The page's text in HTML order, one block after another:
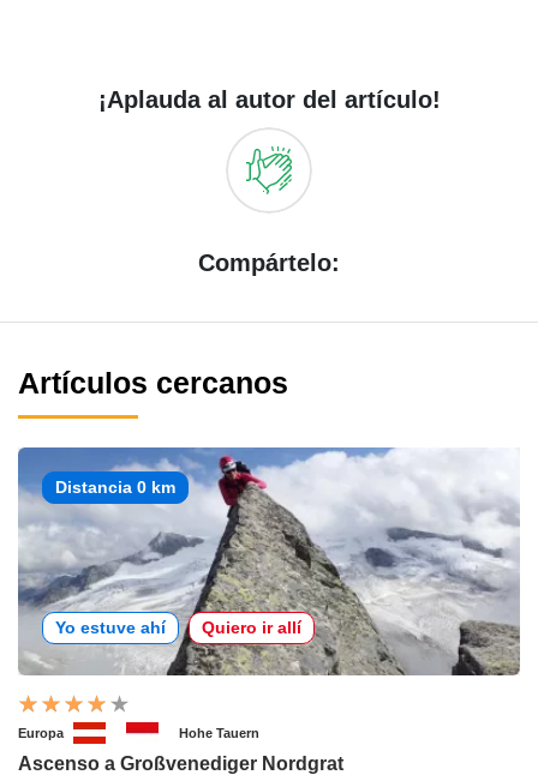
¡Aplauda al autor del artículo!
Compártelo:
Artículos cercanos
Distancia 0 km
Yo estuve ahí Quiero ir allí
Europa Hohe Tauern
Ascenso a Großvenediger Nordgrat